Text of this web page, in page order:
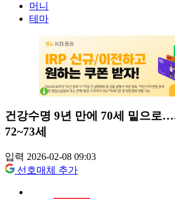
머니
테마
건강수명 9년 만에 70세 밑으로
72~73세
입력 2026-02-08 09:03
선호매체 추가